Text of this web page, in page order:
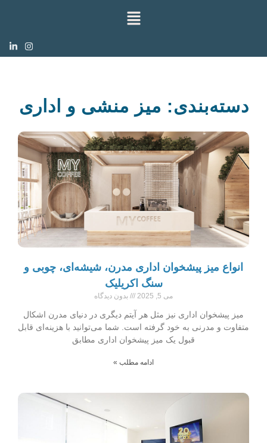
دسته‌بندی: میز منشی و اداری
انواع میز پیشخوان اداری مدرن، شیشه‌ای، چوبی و
سنگ اکریلیک
می 5, 2025 بدون دیدگاه
میز پیشخوان اداری نیز مثل هر آیتم دیگری در دنیای مدرن اشکال
متفاوت و مدرنی به خود گرفته است. شما می‌توانید با هزینه‌ای قابل
قبول یک میز پیشخوان اداری مطابق
ادامه مطلب »